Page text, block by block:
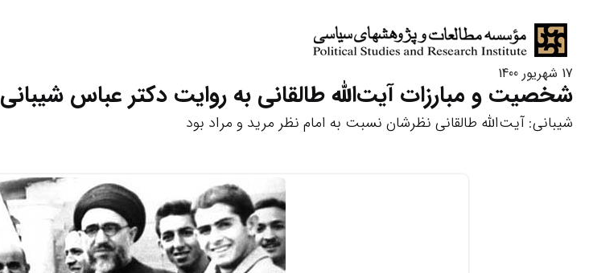
17 شهریور 1400
شخصیت و مبارزات آیت‌الله طالقانی به روایت دکتر عباس شیبانی
شیبانی: آیت‌الله طالقانی نظرشان نسبت به امام نظر مرید و مراد بود